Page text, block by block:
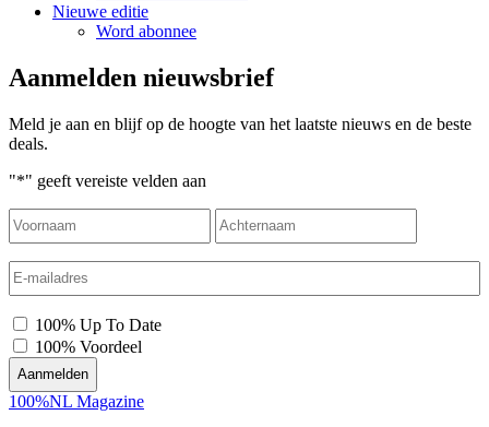
Nieuwe editie
Word abonnee
Aanmelden nieuwsbrief
Meld je aan en blijf op de hoogte van het laatste nieuws en de beste
deals.
"*" geeft vereiste velden aan
Voornaam
E-
mailadres*
*
100% Up To Date
100% Voordeel
100%NL Magazine